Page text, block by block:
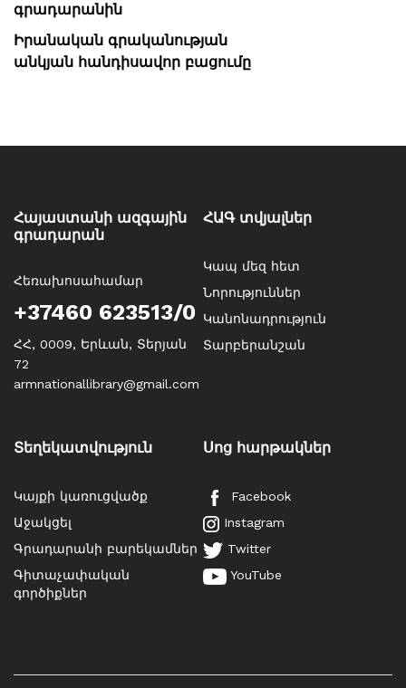
գրադարանին
Իրանական գրականության
անկյան հանդիսավոր բացումը
Հայաստանի ազգային
գրադարան
Հեռախոսահամար
+37460 623513/0
ՀՀ, 0009, Երևան, Տերյան
72
armnationallibrary@gmail.com
ՀԱԳ տվյալներ
Կապ մեզ հետ
Նորություններ
Կանոնադրություն
Տարբերանշան
Տեղեկատվություն
Կայքի կառուցվածք
Աջակցել
Գրադարանի բարեկամներ
Գիտաչափական
գործիքներ
Սոց հարթակներ
Facebook
Instagram
Twitter
YouTube